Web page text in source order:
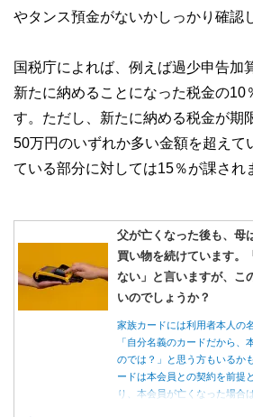
やタンス預金がないかしっかり確認
国税庁によれば、例えば過少申告加
新たに納めることになった税金の10
す。ただし、新たに納める税金が期
50万円のいずれか多い金額を超えて
ている部分に対しては15％が課され
父が亡くなった後も、母
買い物を続けています。
ない」と言いますが、こ
いのでしょうか？
家族カードには利用者本人の
「自分名義のカードだから、
のでは？」と思う方もいるか
ードは本会員との契約を前提
り、本会員が亡くなった場